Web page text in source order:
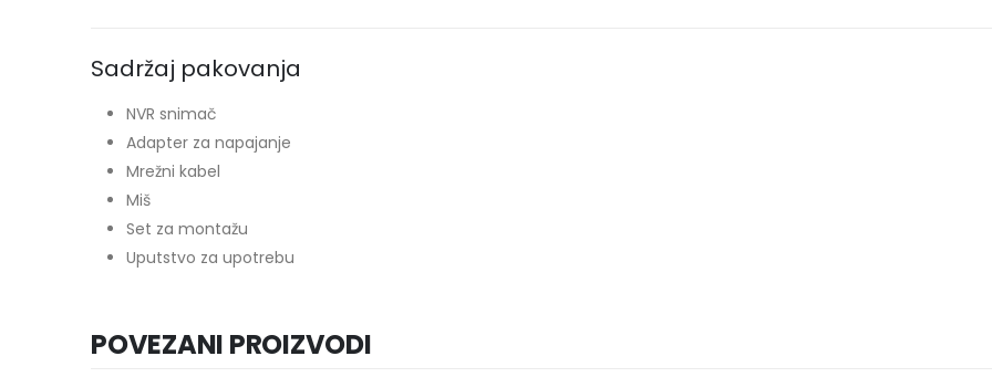
Sadržaj pakovanja
NVR snimač
Adapter za napajanje
Mrežni kabel
Miš
Set za montažu
Uputstvo za upotrebu
POVEZANI PROIZVODI